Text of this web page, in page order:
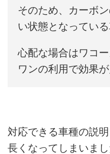
そのため、カーボ
い状態となっている
心配な場合はワコ
ワンの利用で効果が
対応できる車種の説
長くなってしまいま